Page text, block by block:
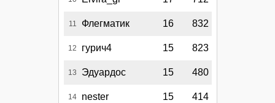
11 Флегматик 16 832
12 гурич4 15 823
13 Эдуардос 15 480
14 nester 15 414